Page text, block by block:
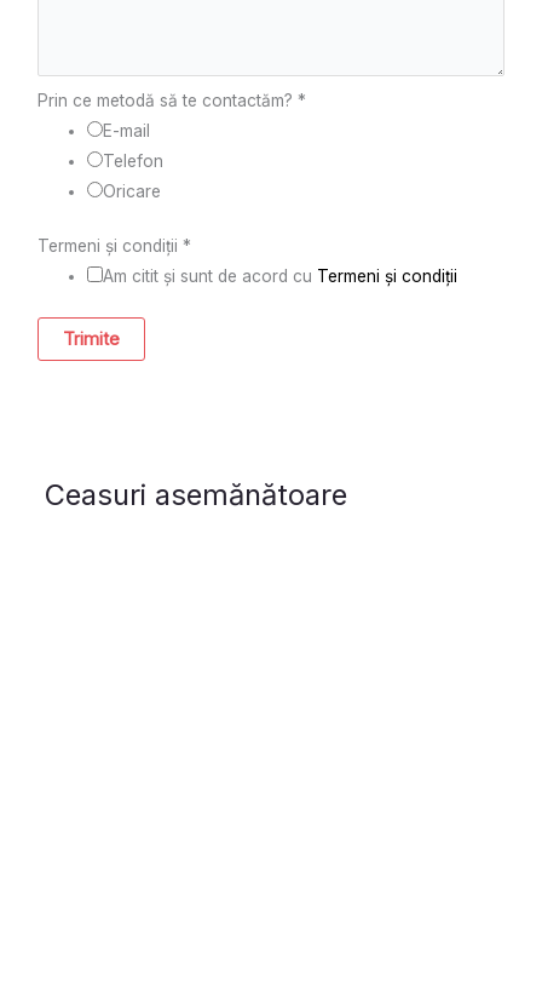
Prin ce metodă să te contactăm?*
E-mail
Telefon
Oricare
Termeni și condiții*
Am citit și sunt de acord cu Termeni și condiții
Trimite
Ceasuri asemănătoare